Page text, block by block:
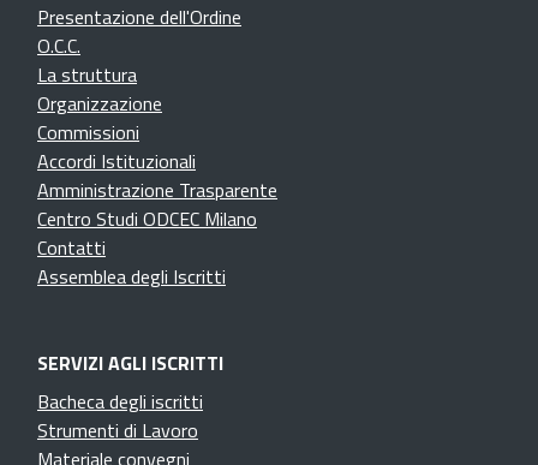
Presentazione dell'Ordine
O.C.C.
La struttura
Organizzazione
Commissioni
Accordi Istituzionali
Amministrazione Trasparente
Centro Studi ODCEC Milano
Contatti
Assemblea degli Iscritti
SERVIZI AGLI ISCRITTI
Bacheca degli iscritti
Strumenti di Lavoro
Materiale convegni